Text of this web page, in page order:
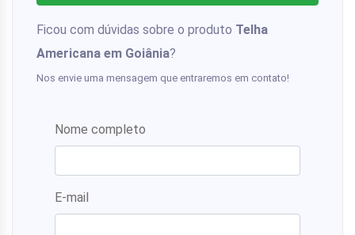
Ficou com dúvidas sobre o produto Telha
Americana em Goiânia?
Nos envie uma mensagem que entraremos em contato!
Nome completo
E-mail